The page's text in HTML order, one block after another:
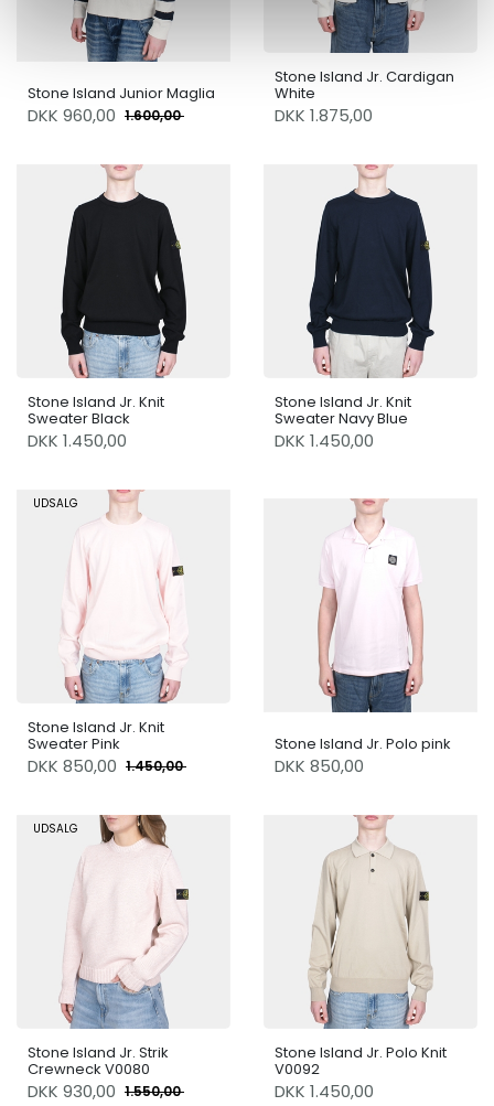
Stone Island Junior Maglia
DKK 960,00 1.600,00
Stone Island Jr. Cardigan
White
DKK 1.875,00
Stone Island Jr. Knit
Sweater Black
DKK 1.450,00
Stone Island Jr. Knit
Sweater Navy Blue
DKK 1.450,00
UDSALG
Stone Island Jr. Knit
Sweater Pink
DKK 850,00 1.450,00
Stone Island Jr. Polo pink
DKK 850,00
UDSALG
Stone Island Jr. Strik
Crewneck V0080
DKK 930,00 1.550,00
Stone Island Jr. Polo Knit
V0092
DKK 1.450,00